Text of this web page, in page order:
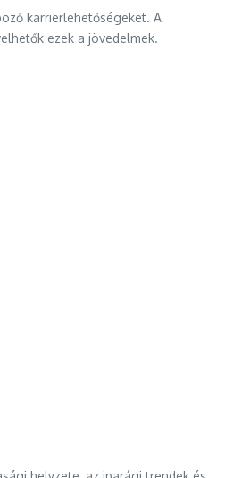
karrierlehetőségeket. A
ezek a jövedelmek.